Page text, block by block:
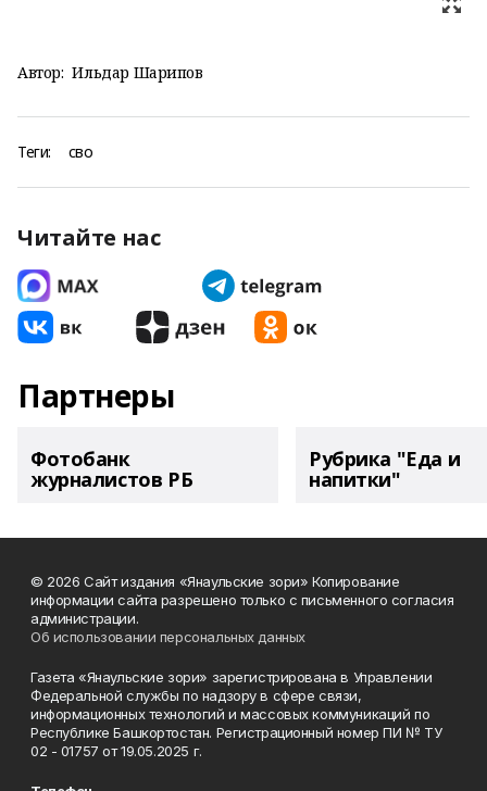
Автор: Ильдар Шарипов
Теги: сво
Читайте нас
Партнеры
Фотобанк
журналистов РБ
Рубрика "Еда и
напитки"
© 2026 Сайт издания «Янаульские зори» Копирование
информации сайта разрешено только с письменного согласия
администрации.
Об использовании персональных данных
Газета «Янаульские зори» зарегистрирована в Управлении
Федеральной службы по надзору в сфере связи,
информационных технологий и массовых коммуникаций по
Республике Башкортостан. Регистрационный номер ПИ № ТУ
02 - 01757 от 19.05.2025 г.